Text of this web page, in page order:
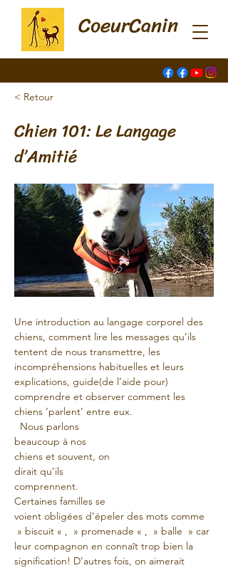
CoeurCanin
< Retour
Chien 101: Le Langage
d’Amitié
Une introduction au langage corporel des
chiens, comment lire les messages qu’ils
tentent de nous transmettre, les
incompréhensions habituelles et leurs
explications, guide(de l’aide pour)
comprendre et observer comment les
chiens ‘parlent’ entre eux.
Nous parlons
beaucoup à nos
chiens et souvent, on
dirait qu’ils
comprennent.
Certaines familles se
voient obligées d’épeler des mots comme
» biscuit « ,  » promenade « ,  » balle  » car
leur compagnon en connaît trop bien la
signification! D’autres fois, on aimerait